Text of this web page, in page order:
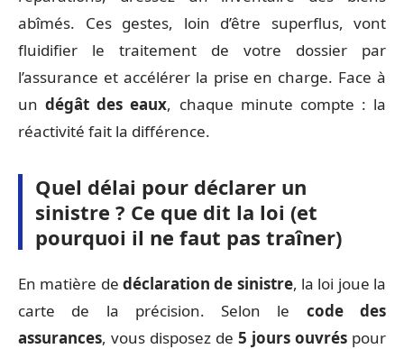
abîmés. Ces gestes, loin d’être superflus, vont
fluidifier le traitement de votre dossier par
l’assurance et accélérer la prise en charge. Face à
undégât des eaux, chaque minute compte : la
réactivité fait la différence.
Quel délai pour déclarer un
sinistre ? Ce que dit la loi (et
pourquoi il ne faut pas traîner)
En matière de déclaration de sinistre, la loi joue la
carte de la précision. Selon le code des
assurances, vous disposez de 5 jours ouvrés pour